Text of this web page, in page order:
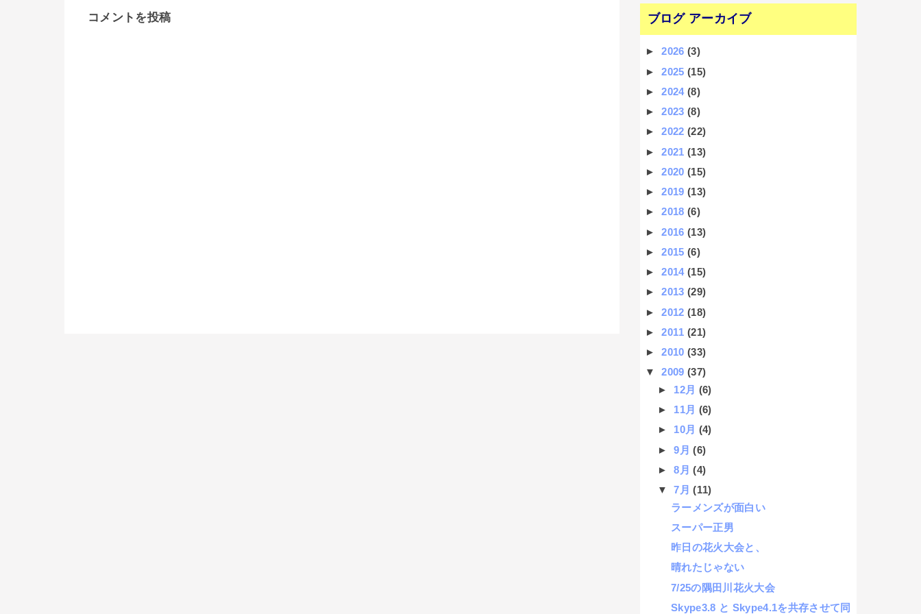
コメントを投稿 ブログ アーカイブ
►2026(3)
►2025(15)
►2024(8)
►2023(8)
►2022(22)
►2021(13)
►2020(15)
►2019(13)
►2018(6)
►2016(13)
►2015(6)
►2014(15)
►2013(29)
►2012(18)
►2011(21)
►2010(33)
▼2009(37)
► 12月 (6)
► 11月 (6)
► 10月 (4)
►9月(6)
►8月(4)
▼7月(11)
ラーメンズが面白い
スーパー正男
昨日の花火大会と、
晴れたじゃない
7/25の隅田川花火大会
Skype3.8 と Skype4.1を共存させて同